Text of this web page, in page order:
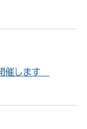
催します